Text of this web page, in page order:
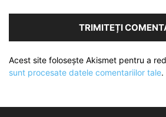
Acest site folosește Akismet pentru a
sunt procesate datele comentariilor tale.